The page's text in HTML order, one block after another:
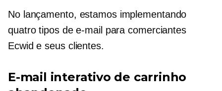
No lançamento, estamos implementando
quatro tipos de e-mail para comerciantes
Ecwid e seus clientes.
E-mail interativo de carrinho